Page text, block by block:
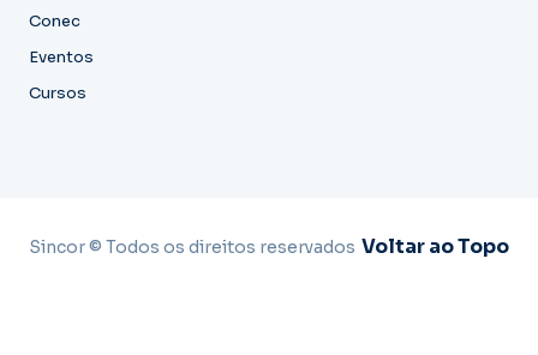
Conec
Eventos
Cursos
Sincor © Todos os direitos reservados Voltar ao Topo